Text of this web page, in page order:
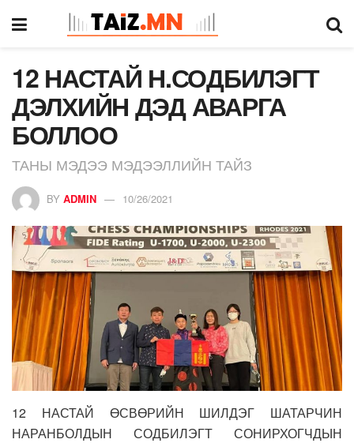
12 НАСТАЙ Н.СОДБИЛЭГТ
ДЭЛХИЙН ДЭД АВАРГА
БОЛЛОО
ТАНЫ МЭДЭЭ МЭДЭЭЛЛИЙН ТАЙЗ
BY ADMIN 10/26/2021
12 НАСТАЙ ӨСВӨРИЙН ШИЛДЭГ ШАТАРЧИН
НАРАНБОЛДЫН СОДБИЛЭГТ СОНИРХОГЧДЫН